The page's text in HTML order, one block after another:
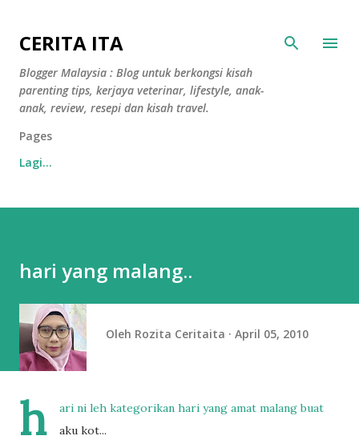
CERITA ITA
Blogger Malaysia : Blog untuk berkongsi kisah
parenting tips, kerjaya veterinar, lifestyle, anak-
anak, review, resepi dan kisah travel.
Pages
Lagi…
hari yang malang..
Oleh Rozita Ceritaita April 05, 2010
h
ari ni leh kategorikan hari yang amat malang buat
aku kot...